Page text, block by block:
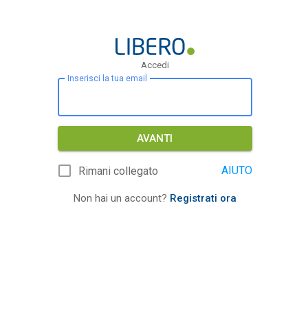
Accedi
Inserisci la tua email
AVANTI
Rimani collegato AIUTO
Non hai un account? Registrati ora